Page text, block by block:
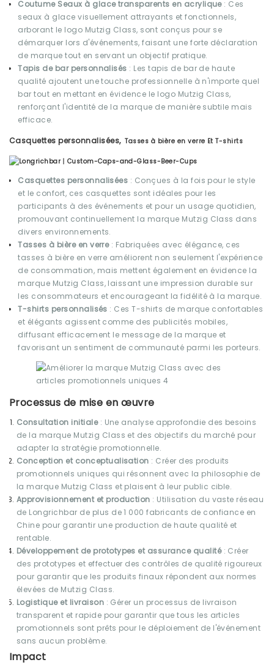
Coutume Seaux à glace transparents en acrylique : Ces
seaux à glace visuellement attrayants et fonctionnels,
arborant le logo Mutzig Class, sont conçus pour se
démarquer lors d'événements, faisant une forte déclaration
de marque tout en servant un objectif pratique.
Tapis de bar personnalisés : Les tapis de bar de haute
qualité ajoutent une touche professionnelle à n'importe quel
bar tout en mettant en évidence le logo Mutzig Class,
renforçant l'identité de la marque de manière subtile mais
efficace.
Casquettes personnalisées, Tasses à bière en verre EtT-shirts
Casquettes personnalisées : Conçues à la fois pour le style
et le confort, ces casquettes sont idéales pour les
participants à des événements et pour un usage quotidien,
promouvant continuellement la marque Mutzig Class dans
divers environnements.
Tasses à bière en verre : Fabriquées avec élégance, ces
tasses à bière en verre améliorent non seulement l'expérience
de consommation, mais mettent également en évidence la
marque Mutzig Class, laissant une impression durable sur
les consommateurs et encourageant la fidélité à la marque.
T-shirts personnalisés : Ces T-shirts de marque confortables
et élégants agissent comme des publicités mobiles,
diffusant efficacement le message de la marque et
favorisant un sentiment de communauté parmi les porteurs.
Processus de mise en œuvre
Consultation initiale : Une analyse approfondie des besoins
de la marque Mutzig Class et des objectifs du marché pour
adapter la stratégie promotionnelle.
Conception et conceptualisation : Créer des produits
promotionnels uniques qui résonnent avec la philosophie de
la marque Mutzig Class et plaisent à leur public cible.
Approvisionnement et production : Utilisation du vaste réseau
de Longrichbar de plus de 1 000 fabricants de confiance en
Chine pour garantir une production de haute qualité et
rentable.
Développement de prototypes et assurance qualité : Créer
des prototypes et effectuer des contrôles de qualité rigoureux
pour garantir que les produits finaux répondent aux normes
élevées de Mutzig Class.
Logistique et livraison : Gérer un processus de livraison
transparent et rapide pour garantir que tous les articles
promotionnels sont prêts pour le déploiement de l'événement
sans aucun problème.
Impact